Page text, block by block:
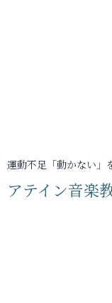
運動不足「動かない」
アテイン音楽